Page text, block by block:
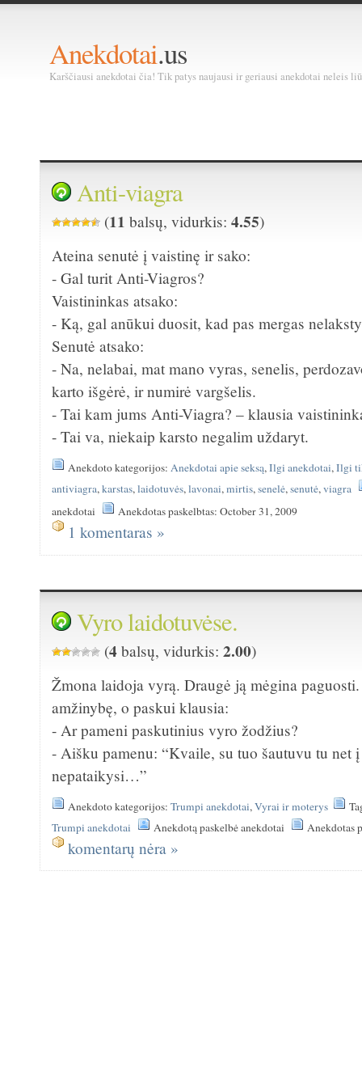
Anekdotai.us
Karščiausi anekdotai čia! Tik patys naujausi ir geriausi anekdotai neleis
Anti-viagra
(11 balsų, vidurkis:4.55)
Ateina senutė į vaistinę ir sako:
- Gal turit Anti-Viagros?
Vaistininkas atsako:
- Ką, gal anūkui duosit, kad pas mergas
Senutė atsako:
- Na, nelabai, mat mano vyras, senelis,
karto išgėrė, ir numirė vargšelis.
- Tai kam jums Anti-Viagra? – klausia
- Tai va, niekaip karsto negalim uždaryt.
Anekdoto kategorijos:Anekdotai apie seksą,Ilgi anekdotai,Ilgi
antiviagra,karstas,laidotuvės,lavonai,mirtis,senelė,senutė,viagra
anekdotai
Anekdotas paskelbtas: October 31, 2009
1 komentaras »
Vyro laidotuvėse.
(4 balsų, vidurkis:2.00)
Žmona laidoja vyrą. Draugė ją mėgina
amžinybę, o paskui klausia:
- Ar pameni paskutinius vyro žodžius?
- Aišku pamenu: “Kvaile, su tuo šautuvu tu net
nepataikysi…”
Anekdoto kategorijos:Trumpi anekdotai,Vyrai ir moterys
Trumpi anekdotai
Anekdotą paskelbė anekdotai Anekdotas
komentarų nėra »